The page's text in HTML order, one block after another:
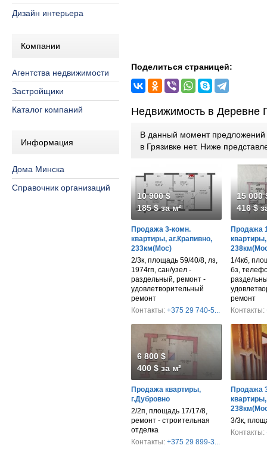
Дизайн интерьера
Компании
Агентства недвижимости
Застройщики
Каталог компаний
Информация
Дома Минска
Справочник организаций
Поделиться страницей:
Недвижимость в Деревне
В данный момент предложений
в Грязивке нет. Ниже
10 900 $
185 $ за м²
Продажа 3-комн.
квартиры, аг.Крапивно,
233км(Мос)
2/3к, площадь 59/40/8, лз,
1974гп, сан/узел -
раздельный, ремонт -
удовлетворительный
ремонт
Контакты: +375 29 740-5...
15 000
416 $
Продажа
1/4кб,
бз,
ремонт
Контакты:
6 800 $
400 $ за м²
Продажа квартиры,
г.Дубровно
2/2п, площадь 17/17/8,
ремонт - строительная
отделка
Контакты: +375 29 899-3...
Продажа
3/3к,
Контакты: